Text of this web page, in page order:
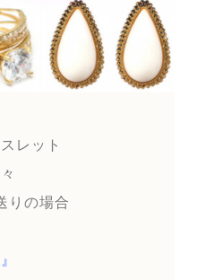
レット
りの場合
』